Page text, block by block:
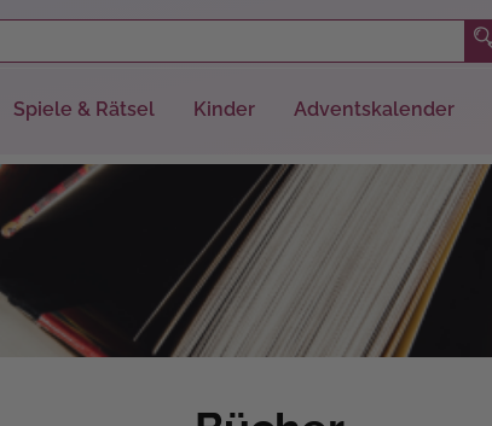
Spiele & Rätsel Kinder Adventskalender